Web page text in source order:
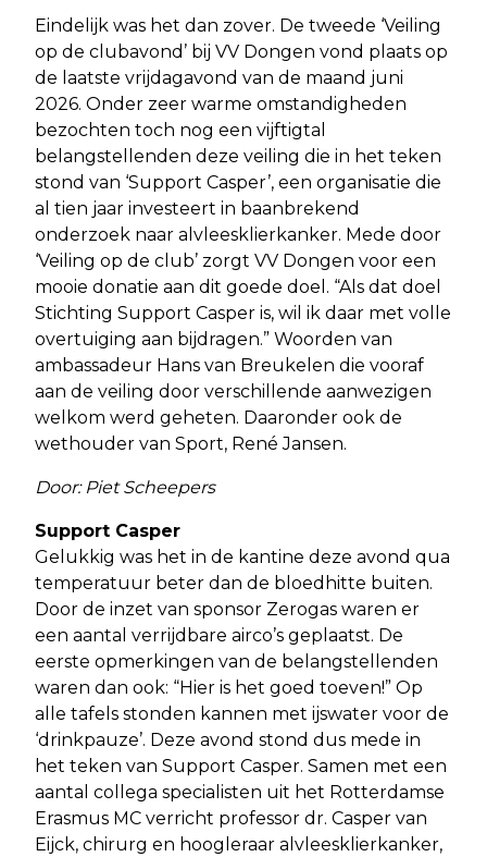
Eindelijk was het dan zover. De tweede ‘Veiling
op de clubavond’ bij VV Dongen vond plaats op
de laatste vrijdagavond van de maand juni
2026. Onder zeer warme omstandigheden
bezochten toch nog een vijftigtal
belangstellenden deze veiling die in het teken
stond van ‘Support Casper’, een organisatie die
al tien jaar investeert in baanbrekend
onderzoek naar alvleesklierkanker. Mede door
‘Veiling op de club’ zorgt VV Dongen voor een
mooie donatie aan dit goede doel. “Als dat doel
Stichting Support Casper is, wil ik daar met volle
overtuiging aan bijdragen.” Woorden van
ambassadeur Hans van Breukelen die vooraf
aan de veiling door verschillende aanwezigen
welkom werd geheten. Daaronder ook de
wethouder van Sport, René Jansen.
Door: Piet Scheepers
Support Casper
Gelukkig was het in de kantine deze avond qua
temperatuur beter dan de bloedhitte buiten.
Door de inzet van sponsor Zerogas waren er
een aantal verrijdbare airco’s geplaatst. De
eerste opmerkingen van de belangstellenden
waren dan ook: “Hier is het goed toeven!” Op
alle tafels stonden kannen met ijswater voor de
‘drinkpauze’. Deze avond stond dus mede in
het teken van Support Casper. Samen met een
aantal collega specialisten uit het Rotterdamse
Erasmus MC verricht professor dr. Casper van
Eijck, chirurg en hoogleraar alvleesklierkanker,